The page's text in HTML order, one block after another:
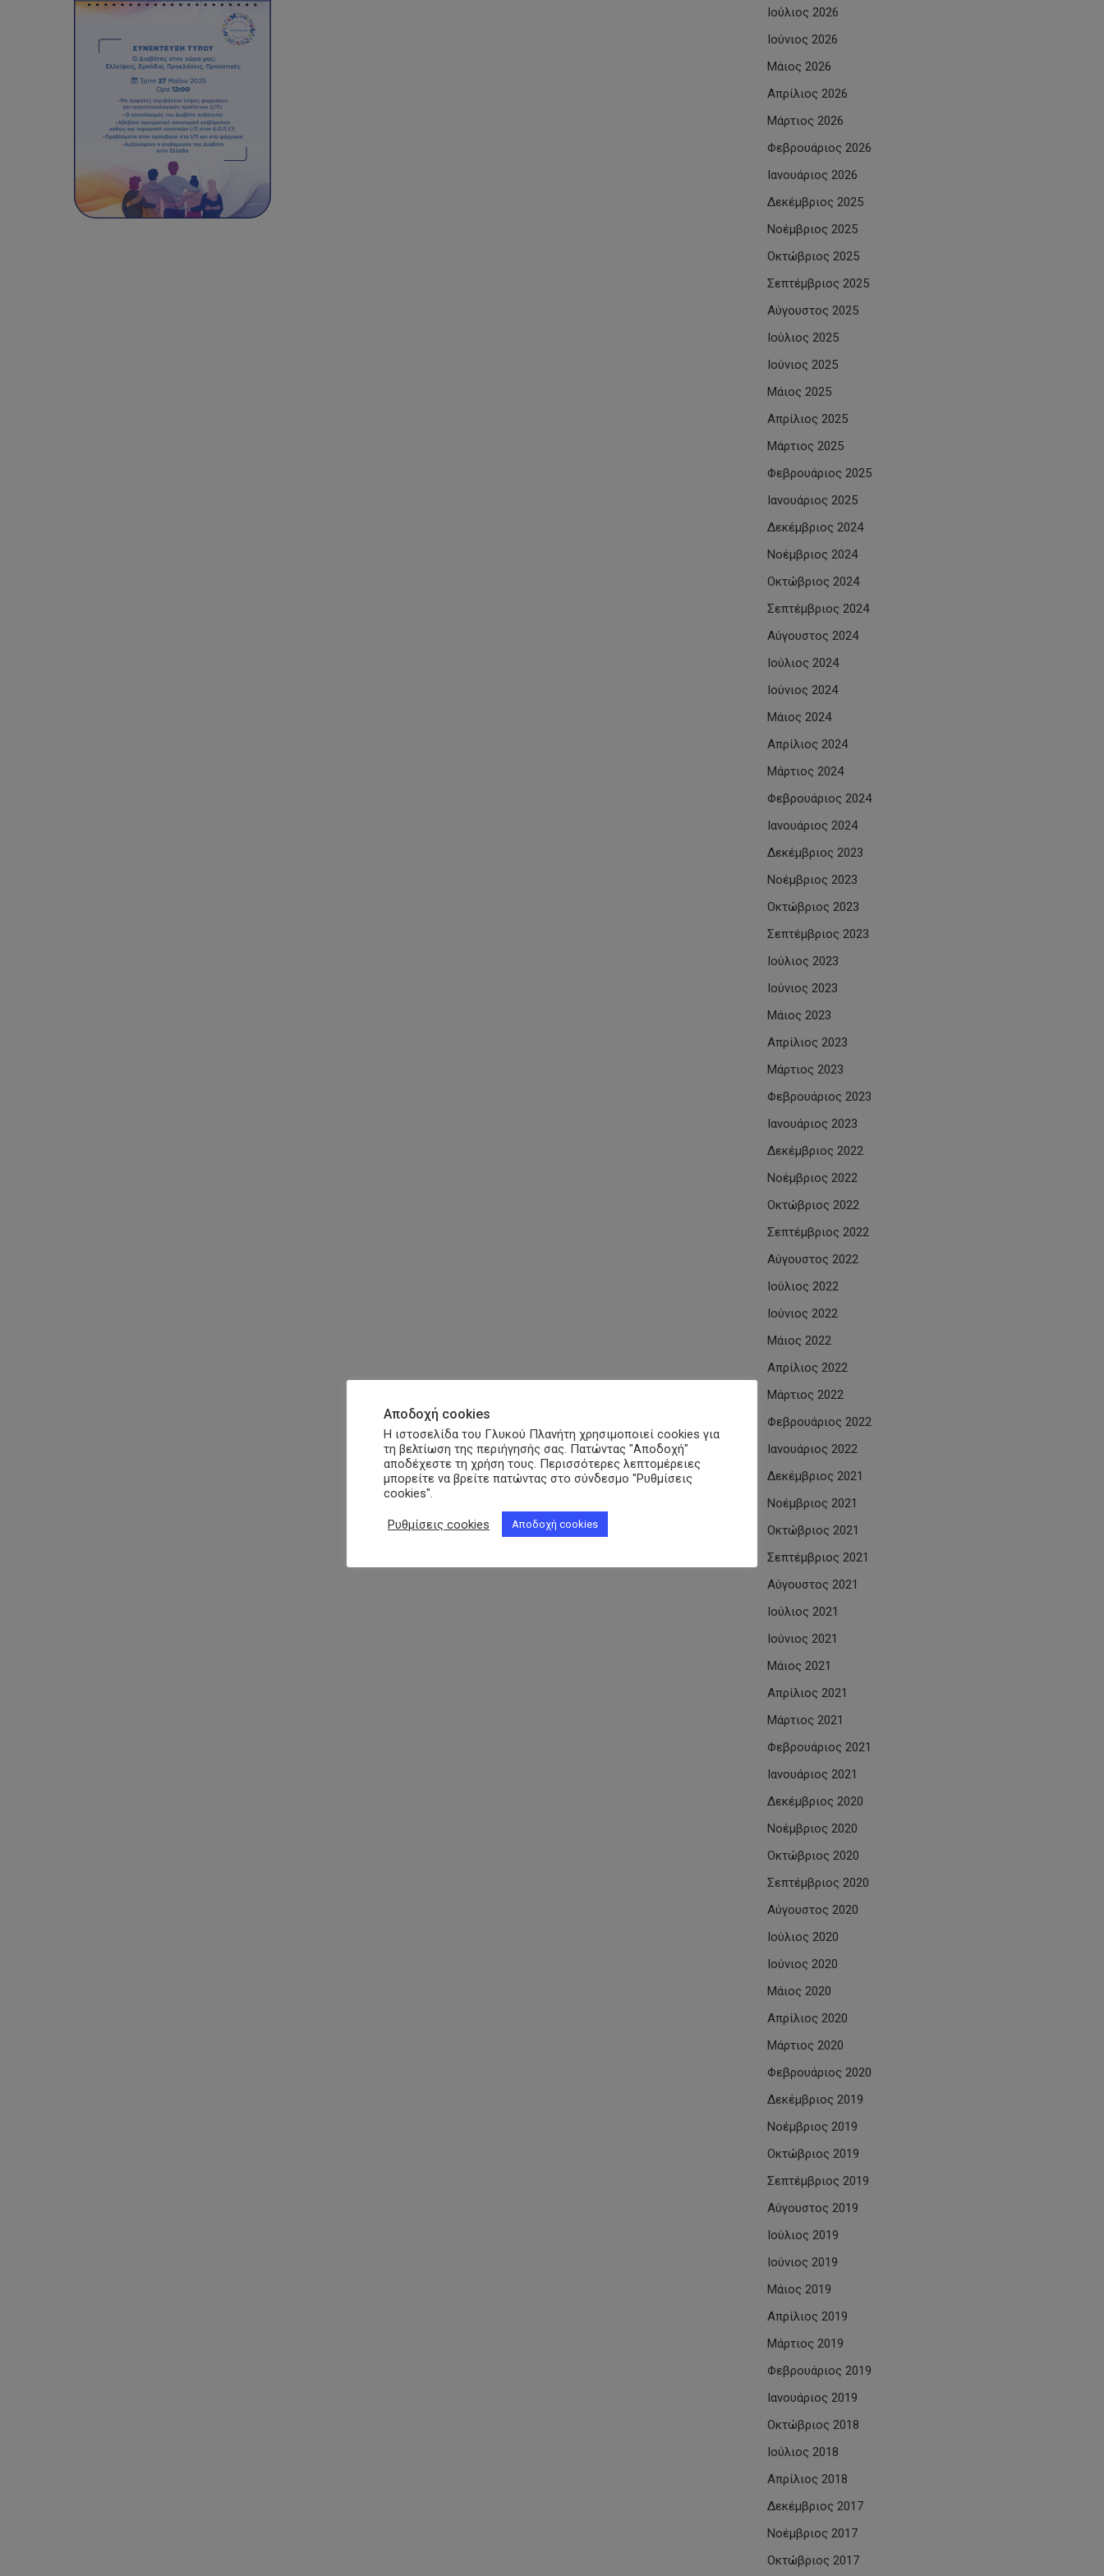
Ιούλιος 2026
Ιούνιος 2026
Μάιος 2026
Απρίλιος 2026
Μάρτιος 2026
Φεβρουάριος 2026
Ιανουάριος 2026
Δεκέμβριος 2025
Νοέμβριος 2025
Οκτώβριος 2025
Σεπτέμβριος 2025
Αύγουστος 2025
Ιούλιος 2025
Ιούνιος 2025
Μάιος 2025
Απρίλιος 2025
Μάρτιος 2025
Φεβρουάριος 2025
Ιανουάριος 2025
Δεκέμβριος 2024
Νοέμβριος 2024
Οκτώβριος 2024
Σεπτέμβριος 2024
Αύγουστος 2024
Ιούλιος 2024
Ιούνιος 2024
Μάιος 2024
Απρίλιος 2024
Μάρτιος 2024
Φεβρουάριος 2024
Ιανουάριος 2024
Δεκέμβριος 2023
Νοέμβριος 2023
Οκτώβριος 2023
Σεπτέμβριος 2023
Ιούλιος 2023
Ιούνιος 2023
Μάιος 2023
Απρίλιος 2023
Μάρτιος 2023
Φεβρουάριος 2023
Ιανουάριος 2023
Δεκέμβριος 2022
Νοέμβριος 2022
Οκτώβριος 2022
Σεπτέμβριος 2022
Αύγουστος 2022
Ιούλιος 2022
Ιούνιος 2022
Μάιος 2022
Απρίλιος 2022
Μάρτιος 2022
Φεβρουάριος 2022
Ιανουάριος 2022
Δεκέμβριος 2021
Νοέμβριος 2021
Οκτώβριος 2021
Σεπτέμβριος 2021
Αύγουστος 2021
Ιούλιος 2021
Ιούνιος 2021
Μάιος 2021
Απρίλιος 2021
Μάρτιος 2021
Φεβρουάριος 2021
Ιανουάριος 2021
Δεκέμβριος 2020
Νοέμβριος 2020
Οκτώβριος 2020
Σεπτέμβριος 2020
Αύγουστος 2020
Ιούλιος 2020
Ιούνιος 2020
Μάιος 2020
Απρίλιος 2020
Μάρτιος 2020
Φεβρουάριος 2020
Δεκέμβριος 2019
Νοέμβριος 2019
Οκτώβριος 2019
Σεπτέμβριος 2019
Αύγουστος 2019
Ιούλιος 2019
Ιούνιος 2019
Μάιος 2019
Απρίλιος 2019
Μάρτιος 2019
Φεβρουάριος 2019
Ιανουάριος 2019
Οκτώβριος 2018
Ιούλιος 2018
Απρίλιος 2018
Δεκέμβριος 2017
Νοέμβριος 2017
Οκτώβριος 2017
Αποδοχή cookies
Η ιστοσελίδα του Γλυκού Πλανήτη χρησιμοποιεί cookies για
τη βελτίωση της περιήγησής σας. Πατώντας "Αποδοχή"
αποδέχεστε τη χρήση τους. Περισσότερες λεπτομέρειες
μπορείτε να βρείτε πατώντας στο σύνδεσμο "Ρυθμίσεις
cookies".
Ρυθμίσεις cookies Αποδοχή cookies